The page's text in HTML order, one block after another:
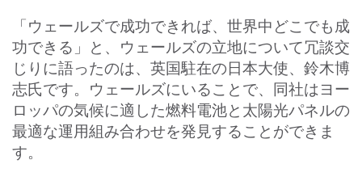
「ウェールズで成功できれば、世界中どこでも成
功できる」と、ウェールズの立地について冗談交
じりに語ったのは、英国駐在の日本大使、鈴木博
志氏です。ウェールズにいることで、同社はヨー
ロッパの気候に適した燃料電池と太陽光パネルの
最適な運用組み合わせを発見することができま
す。